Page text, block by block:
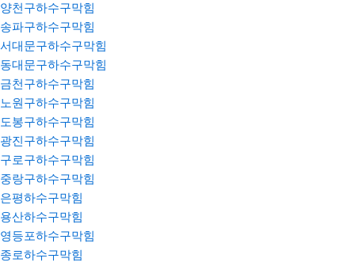
양천구하수구막힘
송파구하수구막힘
서대문구하수구막힘
동대문구하수구막힘
금천구하수구막힘
노원구하수구막힘
도봉구하수구막힘
광진구하수구막힘
구로구하수구막힘
중랑구하수구막힘
은평하수구막힘
용산하수구막힘
영등포하수구막힘
종로하수구막힘